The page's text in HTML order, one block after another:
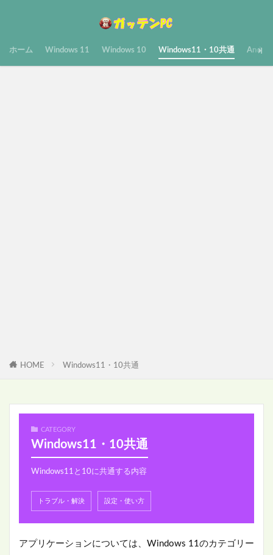
ホーム Windows 11 Windows 10 Windows11・10共通
HOME Windows11・10共通
CATEGORY
Windows11・10共通
Windows11と10に共通する内容
トラブル・解決 設定・使い方
アプリケーションについては、Windows 11のカテゴリー